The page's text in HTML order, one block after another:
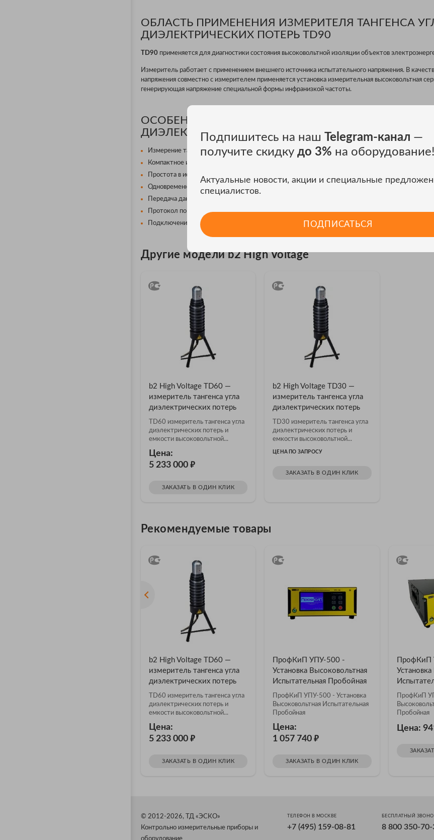
ОБЛАСТЬ ПРИМЕНЕНИЯ ИЗМЕРИТЕЛЯ ТАНГЕНСА
ДИЭЛЕКТРИЧЕСКИХ ПОТЕРЬ TD90
TD90 применяется для диагностики состояния высоковольтной изоляции объектов
Измеритель работает с применением внешнего источника испытательного напряжения. В
напряжения совместно с измерителем применяется установка измерительная высоковольтная
генерирующая напряжение специальной формы инфранизкой частоты.
ОСОБЕННОСТИ ИЗМЕРИТЕЛЯ ТАНГЕНСА УГЛА
ДИЭЛЕКТРИЧЕСКИХ ПОТЕРЬ TD90
Измерение тангенса угла диэлектрических потерь;
Компактное и легкое по весу оборудование;
Простота в использовании;
Одновременное испытание и диагностика кабеля;
Передача данных на компьютер при помощи беспроводного интерфейса Bluetooth;
Протокол по результатом диагностики;
Подключение тестирующего оборудования одним проводом.
Другие модели b2 High Voltage
b2 High Voltage TD60 —
измеритель тангенса угла
диэлектрических потерь
TD60 измеритель тангенса угла
диэлектрических потерь и
емкости высоковольтной...
Цена:
5 233 000 ₽
ЗАКАЗАТЬ В ОДИН КЛИК
b2 High Voltage TD30 —
измеритель тангенса угла
диэлектрических потерь
TD30 измеритель тангенса угла
диэлектрических потерь и
емкости высоковольтной...
ЦЕНА ПО ЗАПРОСУ
ЗАКАЗАТЬ В ОДИН КЛИК
Рекомендуемые товары
b2 High Voltage TD60 —
измеритель тангенса угла
диэлектрических потерь
TD60 измеритель тангенса угла
диэлектрических потерь и
емкости высоковольтной...
Цена:
5 233 000 ₽
ЗАКАЗАТЬ В ОДИН КЛИК
ПрофКиП УПУ-500 -
Установка Высоковольтная
Испытательная Пробойная
ПрофКиП УПУ-500 - Установка
Высоковольтная Испытательная
Пробойная
Цена:
1 057 740₽
ЗАКАЗАТЬ В ОДИН КЛИК
ПрофКиП
ПрофКиП
Пробойная
Цена:
© 2012-2026, ТД «ЭСКО»
Контрольно измерительные приборы и
ТЕЛЕФОН В МОСКВЕ
+7 (495) 159-08-81
БЕСПЛАТНЫЙ
8 800 350-70-
Подпишитесь на наш Telegram-канал —
получите скидку до 3% на оборудование!
Актуальные новости, акции и специальные
специалистов.
ПОДПИСАТЬСЯ